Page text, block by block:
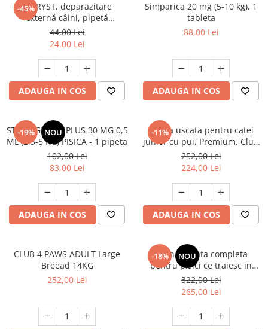
-45%
FYPRYST, deparazitare
externă câini, pipetă
repelentă, L(20 - 40kg), 1 buc
44,00 Lei
24,00 Lei
ADAUGA IN COS
Simparica 20 mg (5-10 kg), 1
tableta
88,00 Lei
ADAUGA IN COS
-19% NOU
STRONGHOLD PLUS 30 MG 0,5
ML (2,5-5 KG) PISICA - 1 pipeta
102,00 Lei
83,00 Lei
ADAUGA IN COS
-11%
Hrana uscata pentru catei
junior cu pui, Premium, Club
4 Paws, 14 kg
252,00 Lei
224,00 Lei
ADAUGA IN COS
CLUB 4 PAWS ADULT Large
Breead 14KG
252,00 Lei
-18% NOU
Hrana uscata completa
pentru pisici ce traiesc in
casa, Club 4 Paws Premium
Indoor, 14kg
322,00 Lei
265,00 Lei